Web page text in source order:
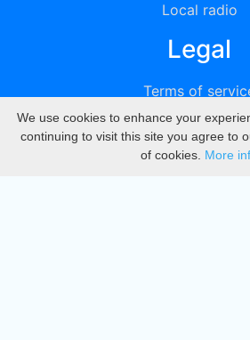
Local radio
Legal
Terms of
Privacy
DMCA
We use cookies to enhance your
continuing to visit this site you agree to
of cookies. More